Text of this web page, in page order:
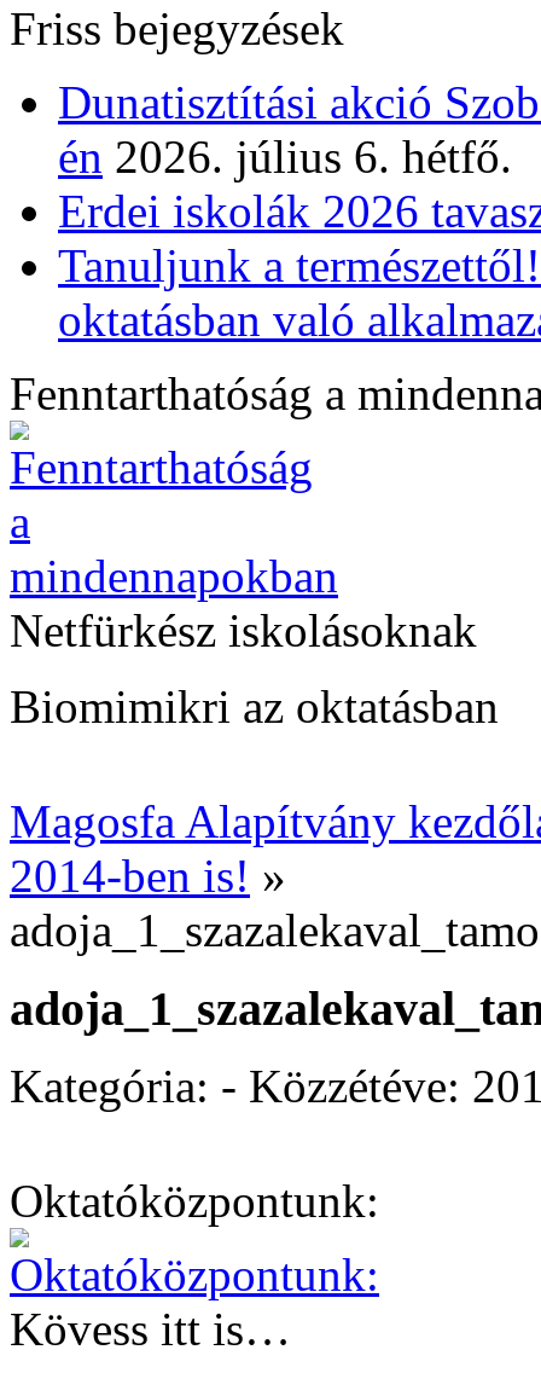
Friss bejegyzések
Dunatisztítási akció
én 2026. július 6. hétfő.
Erdei iskolák 2026
Tanuljunk a
oktatásban való
Fenntarthatóság a
Netfürkész iskolásoknak
Biomimikri az oktatásban
Magosfa Alapítvány
2014-ben is! »
Kategória: - Közzétéve:
Oktatóközpontunk:
Kövess itt is…